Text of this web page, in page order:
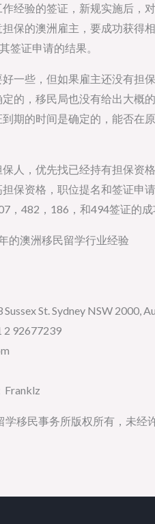
经验的签证，新规实施后，
保的澳洲雇主，要成功获得
签证申请的结果。
一些，但如果雇主还没有担
的，移民局也没有给出大概
期的时间是确定的，能否在
人，优先找已经持有担保资
保资格，职位提名和签证申
，482，186，和494签证的
的澳洲移民留学行业经验
St. Sydney NSW 2000,
2 92677239
Franklz
移民事务所版权所有，未经